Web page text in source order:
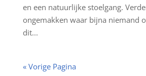
en een natuurlijke stoelgang.
ongemakken waar bijna niemand
dit...
« Vorige Pagina